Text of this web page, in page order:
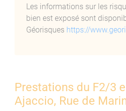
Les informations sur les
bien est exposé sont
Géorisques https://
Prestations du F2/3
Ajaccio, Rue de